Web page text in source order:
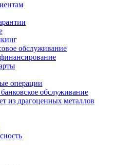
обслуживание
операции
обслуживание
из драгоценных металлов